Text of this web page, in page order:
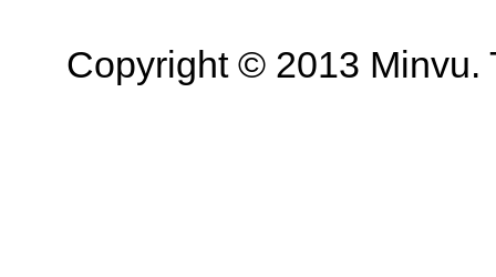
Copyright © 2013 Minvu.